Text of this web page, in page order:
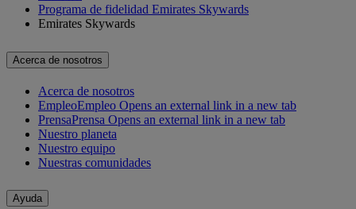
Programa de fidelidad Emirates Skywards
Emirates Skywards
Acerca de nosotros
Acerca de nosotros
EmpleoEmpleo Opens an external link in a new tab
PrensaPrensa Opens an external link in a new tab
Nuestro planeta
Nuestro equipo
Nuestras comunidades
Ayuda